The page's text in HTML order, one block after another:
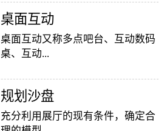
影像效果投射到地面，当参访着走
至投影区域时，通过系统识别，参
访者可以直接使用双脚或动作与投
效果就会随着你的脚步产生相应的
变幻。地面互动投影系统是集虚拟
互动投影项目，包括水波纹、翻
桌面互动
桌面互动又称多点吧台、互动数码
桌、互动...
投影桌面，让普通的吧台（桌面）
变成一个多媒体互动娱乐游戏消费
平台，图文并茂，形式新颖，令桌
​规划沙盘
充分利用展厅的现有条件，确定合